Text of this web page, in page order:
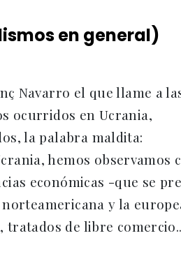
en general)
Navarro el que llame a
ocurridos en Ucrania,
la palabra maldita:
hemos observamos
económicas -que se
y la
de libre